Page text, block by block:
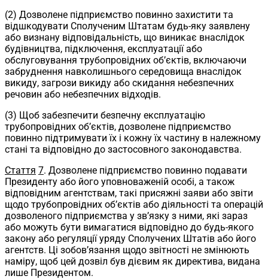
(2) Дозволене підприємство повинно захистити та
відшкодувати Сполученим Штатам будь-яку заявлену
або визнану відповідальність, що виникає внаслідок
будівництва, підключення, експлуатації або
обслуговування трубопровідних об’єктів, включаючи
забруднення навколишнього середовища внаслідок
викиду, загрози викиду або скидання небезпечних
речовин або небезпечних відходів.
(3) Щоб забезпечити безпечну експлуатацію
трубопровідних об’єктів, дозволене підприємство
повинно підтримувати їх і кожну їх частину в належному
стані та відповідно до застосовного законодавства.
Стаття 7. Дозволене підприємство повинно подавати
Президенту або його уповноваженій особі, а також
відповідним агентствам, такі присяжні заяви або звіти
щодо трубопровідних об’єктів або діяльності та операцій
дозволеного підприємства у зв’язку з ними, які зараз
або можуть бути вимагатися відповідно до будь-якого
закону або регуляції уряду Сполучених Штатів або його
агентств. Ці зобов’язання щодо звітності не змінюють
наміру, щоб цей дозвіл був дієвим як директива, видана
лише Президентом.